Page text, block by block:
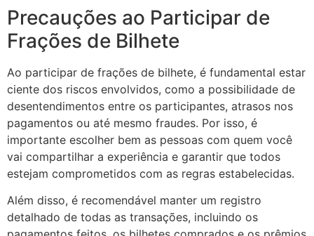
Precauções ao Participar de
Frações de Bilhete
Ao participar de frações de bilhete, é fundamental estar
ciente dos riscos envolvidos, como a possibilidade de
desentendimentos entre os participantes, atrasos nos
pagamentos ou até mesmo fraudes. Por isso, é
importante escolher bem as pessoas com quem você
vai compartilhar a experiência e garantir que todos
estejam comprometidos com as regras estabelecidas.
Além disso, é recomendável manter um registro
detalhado de todas as transações, incluindo os